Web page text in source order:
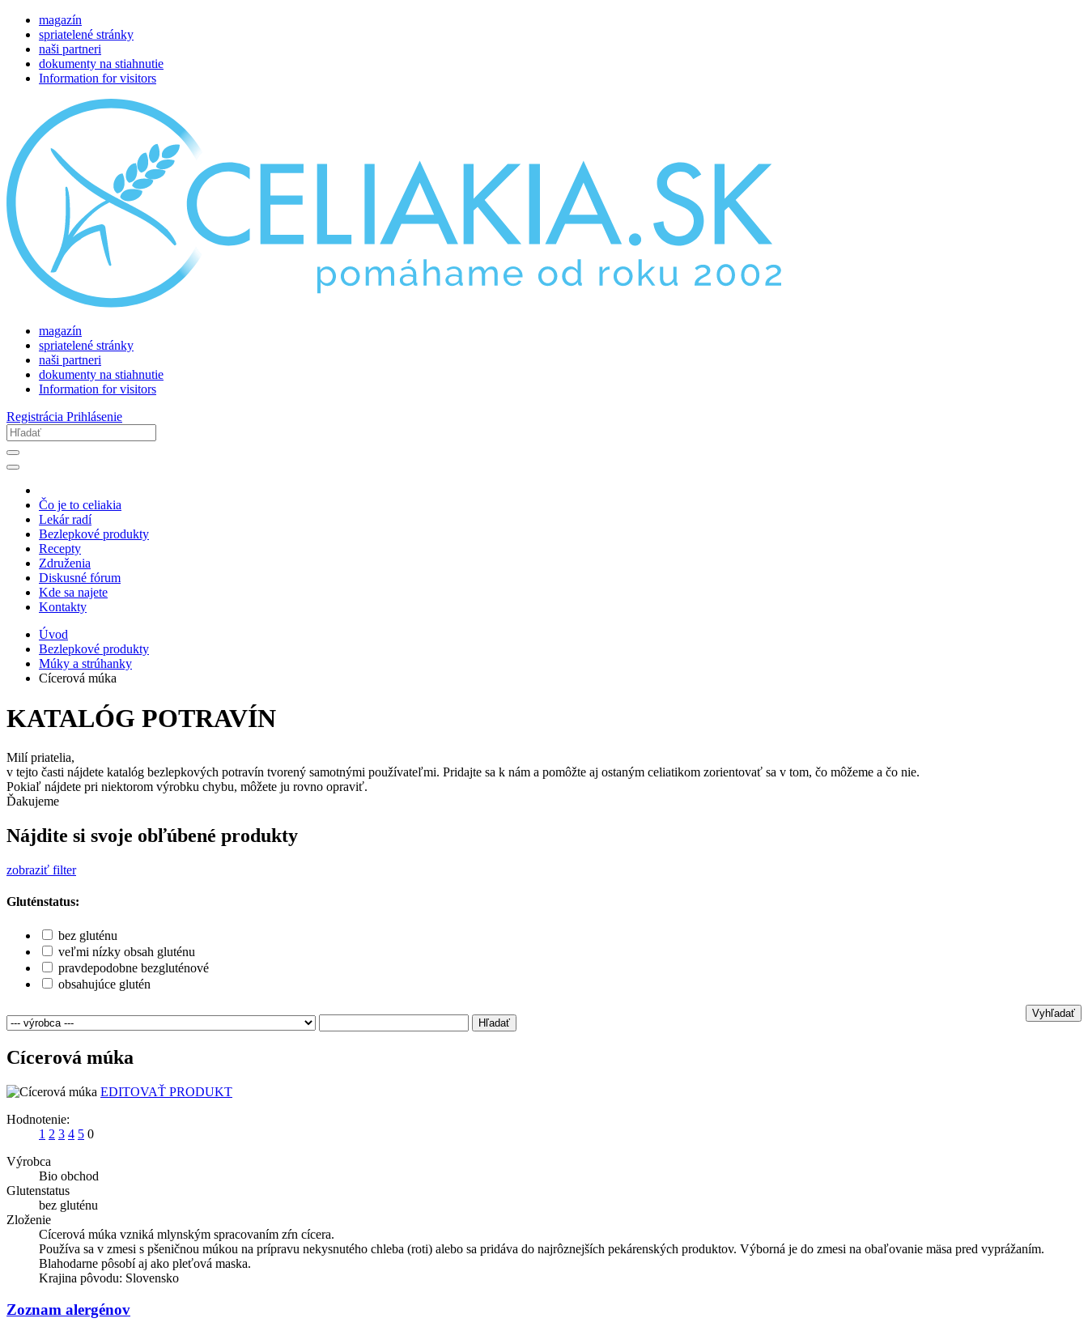
magazín
spriatelené stránky
naši partneri
dokumenty na stiahnutie
Information for visitors
magazín
spriatelené stránky
naši partneri
dokumenty na stiahnutie
Information for visitors
Registrácia Prihlásenie
Čo je to celiakia
Lekár radí
Bezlepkové produkty
Recepty
Združenia
Diskusné fórum
Kde sa najete
Kontakty
Úvod
Bezlepkové produkty
Múky a strúhanky
Cícerová múka
KATALÓG POTRAVÍN
Milí priatelia,
v tejto časti nájdete katalóg bezlepkových potravín tvorený samotnými používateľmi. Pridajte sa k nám a pomôžte aj ostaným celiatikom zorientovať sa v tom, čo môžeme a čo nie.
Pokiaľ nájdete pri niektorom výrobku chybu, môžete ju rovno opraviť.
Ďakujeme
Nájdite si svoje obľúbené produkty
zobraziť filter
Gluténstatus:
bez gluténu
veľmi nízky obsah gluténu
pravdepodobne bezgluténové
obsahujúce glutén
Hľadať
Vyhľadať
Cícerová múka
EDITOVAŤ PRODUKT
Hodnotenie:
1 2 3 4 5 0
Výrobca
Bio obchod
Glutenstatus
bez gluténu
Zloženie
Cícerová múka vzniká mlynským spracovaním zŕn cícera.
Používa sa v zmesi s pšeničnou múkou na prípravu nekysnutého chleba (roti) alebo sa pridáva do najrôznejších pekárenských produktov. Výborná je do zmesi na obaľovanie mäsa pred vyprážaním.
Blahodarne pôsobí aj ako pleťová maska.
Krajina pôvodu: Slovensko
Zoznam alergénov